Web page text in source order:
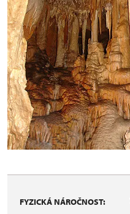
FYZICKÁ NÁROČNOST: